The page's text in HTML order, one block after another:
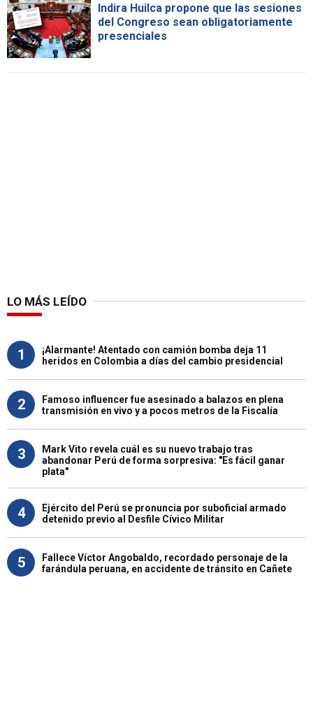
Indira Huilca propone que las sesiones
del Congreso sean obligatoriamente
presenciales
LO MÁS LEÍDO
1
¡Alarmante! Atentado con camión bomba deja 11
heridos en Colombia a días del cambio presidencial
2
Famoso influencer fue asesinado a balazos en plena
transmisión en vivo y a pocos metros de la Fiscalía
3
Mark Vito revela cuál es su nuevo trabajo tras
abandonar Perú de forma sorpresiva: "Es fácil ganar
plata"
4
Ejército del Perú se pronuncia por suboficial armado
detenido previo al Desfile Cívico Militar
5
Fallece Víctor Angobaldo, recordado personaje de la
farándula peruana, en accidente de tránsito en Cañete